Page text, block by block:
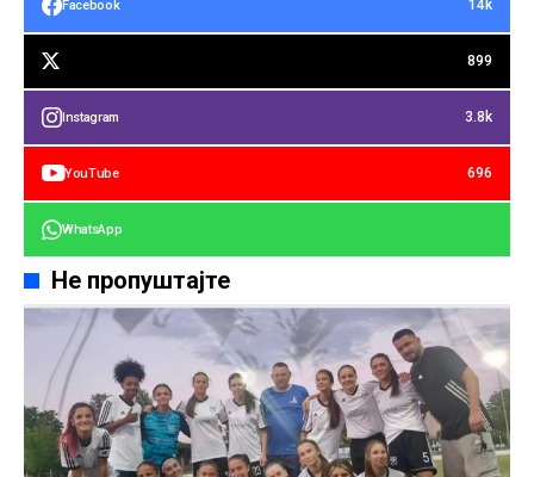
Facebook 14k
899
Instagram 3.8k
YouTube 696
WhatsApp
Не пропуштајте